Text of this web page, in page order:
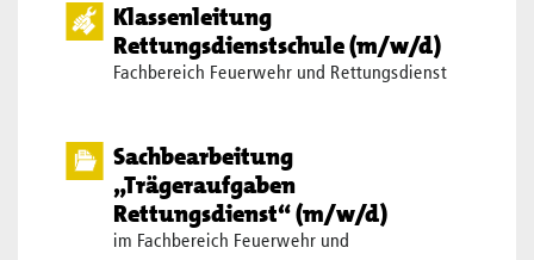
Klassenleitung
Rettungsdienstschule (m/w/d)
Fachbereich Feuerwehr und Rettungsdienst
Sachbearbeitung
„Trägeraufgaben
Rettungsdienst“ (m/w/d)
im Fachbereich Feuerwehr und